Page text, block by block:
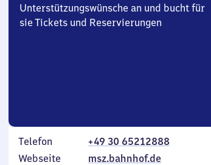
Unterstützungswünsche an und bucht für
sie Tickets und Reservierungen
Telefon
+49 30 65212888
Webseite
msz.bahnhof.de